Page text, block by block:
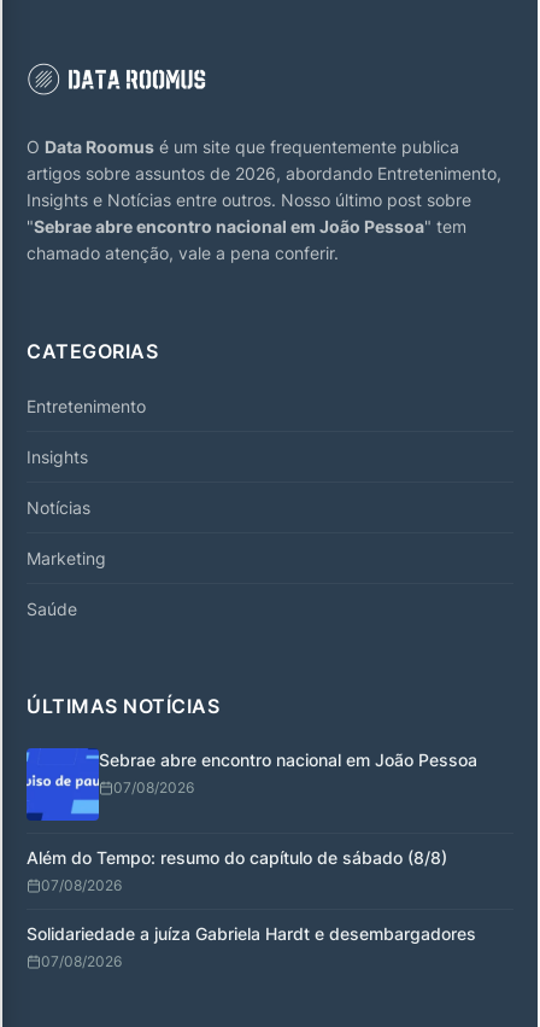
O Data Roomus é um site que frequentemente publica
artigos sobre assuntos de 2026, abordando Entretenimento,
Insights e Notícias entre outros. Nosso último post sobre
"Sebrae abre encontro nacional em João Pessoa" tem
chamado atenção, vale a pena conferir.
CATEGORIAS
Entretenimento
Insights
Notícias
Marketing
Saúde
ÚLTIMAS NOTÍCIAS
Sebrae abre encontro nacional em João Pessoa
07/08/2026
Além do Tempo: resumo do capítulo de sábado (8/8)
07/08/2026
Solidariedade a juíza Gabriela Hardt e desembargadores
07/08/2026